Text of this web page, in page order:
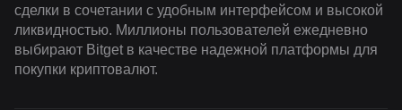
сделки в сочетании с удобным интерфейсом и высокой
ликвидностью. Миллионы пользователей ежедневно
выбирают Bitget в качестве надежной платформы для
покупки криптовалют.